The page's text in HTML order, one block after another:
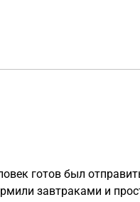
завтраками и